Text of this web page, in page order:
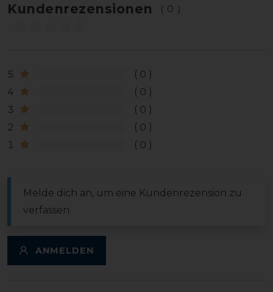
Kundenrezensionen (0)
5
0
4
0
3
0
2
0
1
0
Melde dich an, um eine Kundenrezension zu
verfassen.
ANMELDEN